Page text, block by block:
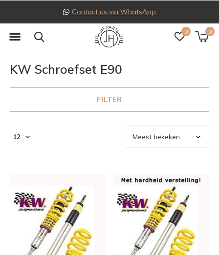
0 0
Contact us via WhatsApp
KW Schroefset E90
FILTER